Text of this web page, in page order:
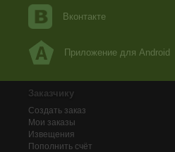
Вконтакте
Приложение для Android
Заказчику
Создать заказ
Мои заказы
Извещения
Пополнить счёт